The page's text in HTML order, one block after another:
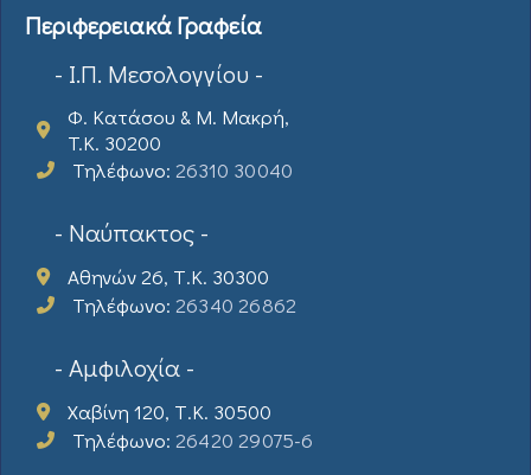
Περιφερειακά Γραφεία
- Ι.Π. Μεσολογγίου -
Φ. Κατάσου & Μ. Μακρή,
T.K. 30200
Τηλέφωνο: 26310 30040
- Ναύπακτος -
Αθηνών 26, Τ.Κ. 30300
Τηλέφωνο: 26340 26862
- Αμφιλοχία -
Χαβίνη 120, Τ.Κ. 30500
Τηλέφωνο: 26420 29075-6